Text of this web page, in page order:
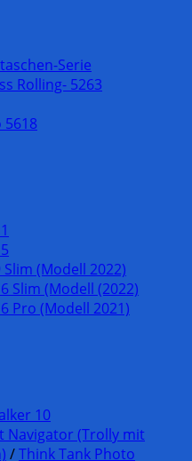
Serie
Rolling- 5263
5618
(Modell 2022)
Slim (Modell (2022)
Pro (Modell 2021)
10
Navigator (Trolly mit
/Think Tank Photo